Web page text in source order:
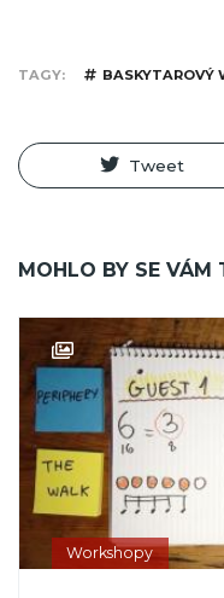
TAGY BASKYTAROVÝ
Tweet
MOHLO BY SE VÁM
Workshopy